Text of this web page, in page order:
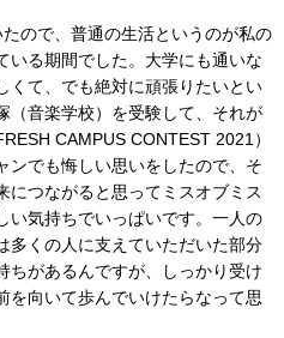
ので、普通の生活というのが私の
いる期間でした。大学にも通いな
くて、でも絶対に頑張りたいとい
（音楽学校）を受験して、それが
CAMPUS CONTEST 2021）
ンでも悔しい思いをしたので、そ
につながると思ってミスオブミス
い気持ちでいっぱいです。一人の
多くの人に支えていただいた部分
ちがあるんですが、しっかり受け
を向いて歩んでいけたらなって思